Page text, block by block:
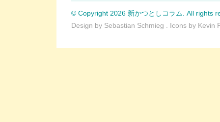
© Copyright 2026 新かつとしコラム. All rights
Design by Sebastian Schmieg . Icons by Kevin